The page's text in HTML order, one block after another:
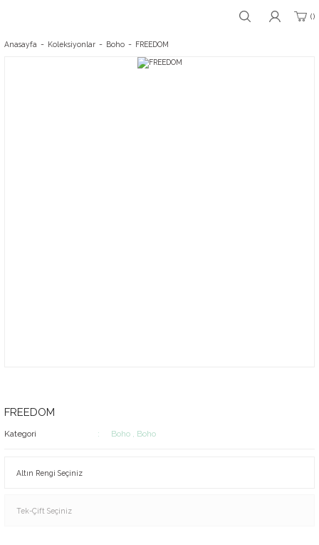
Anasayfa Koleksiyonlar Boho FREEDOM
FREEDOM
Kategori Boho , Boho